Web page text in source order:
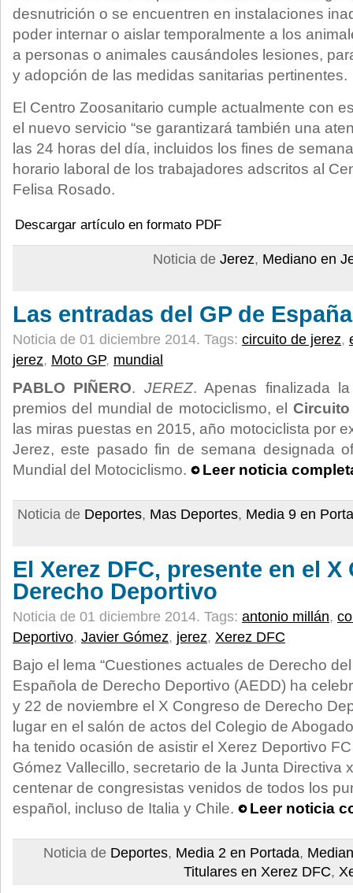
desnutrición o se encuentren en instalaciones
poder internar o aislar temporalmente a los
a personas o animales causándoles lesiones,
y adopción de las medidas sanitarias pertinentes.
El Centro Zoosanitario cumple actualmente con
el nuevo servicio “se garantizará también una
las 24 horas del día, incluidos los fines de
horario laboral de los trabajadores adscritos al
Felisa Rosado.
Descargar artículo en formato PDF
Noticia de Jerez, Mediano en
Las entradas del GP de
Noticia de 01 diciembre 2014. Tags: circuito de jerez,
jerez, Moto GP, mundial
PABLO PIÑERO. JEREZ. Apenas finalizada
premios del mundial de motociclismo, el
las miras puestas en 2015, año motociclista por
Jerez, este pasado fin de semana designada
Mundial del Motociclismo.
Leer noticia
Noticia de Deportes, Mas Deportes, Media 9 en
El Xerez DFC, presente en el
Derecho Deportivo
Noticia de 01 diciembre 2014. Tags: antonio millán,
Deportivo, Javier Gómez, jerez, Xerez DFC
Bajo el lema “Cuestiones actuales de Derecho
Española de Derecho Deportivo (AEDD) ha
y 22 de noviembre el X Congreso de Derecho
lugar en el salón de actos del Colegio de
ha tenido ocasión de asistir el Xerez Deportivo
Gómez Vallecillo, secretario de la Junta Directiva
centenar de congresistas venidos de todos los
español, incluso de Italia y Chile.
Leer noticia
Noticia de Deportes, Media 2 en Portada,
Titulares en Xerez DFC,